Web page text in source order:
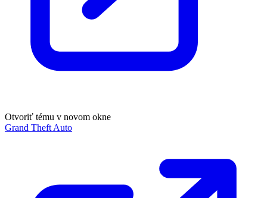
Otvoriť tému v novom okne
Grand Theft Auto